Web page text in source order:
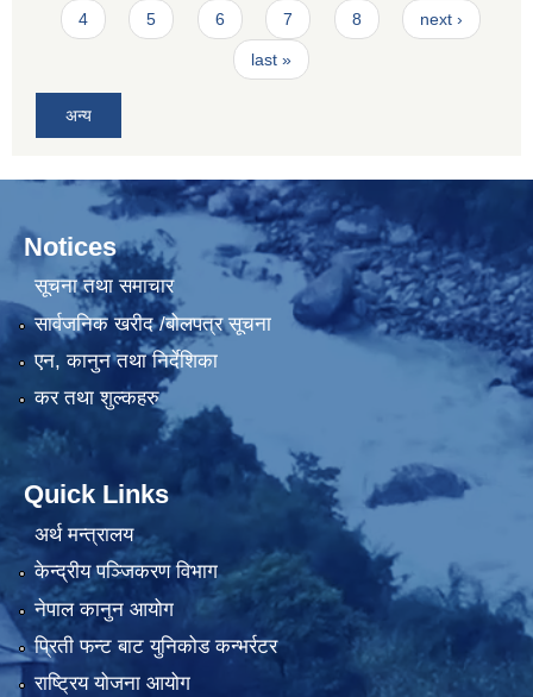
4 5 6 7 8 next ›
last »
अन्य
Notices
सूचना तथा समाचार
सार्वजनिक खरीद /बोलपत्र सूचना
एन, कानुन तथा निर्देशिका
कर तथा शुल्कहरु
Quick Links
अर्थ मन्त्रालय
केन्द्रीय पञ्जिकरण विभाग
नेपाल कानुन आयोग
प्रिती फन्ट बाट युनिकोड कन्भर्रटर
राष्ट्रिय योजना आयोग